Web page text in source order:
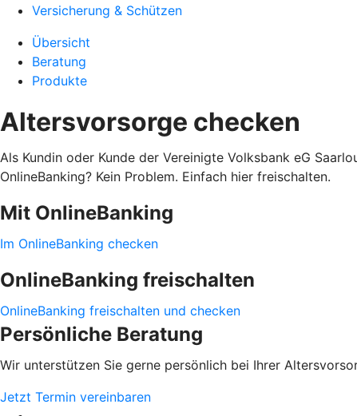
Versicherung & Schützen
Übersicht
Beratung
Produkte
Altersvorsorge checken
Als Kundin oder Kunde der Vereinigte Volksbank eG
OnlineBanking? Kein Problem. Einfach hier freischalten.
Mit OnlineBanking
Im OnlineBanking checken
OnlineBanking freischalten
OnlineBanking freischalten und checken
Persönliche Beratung
Wir unterstützen Sie gerne persönlich bei Ihrer
Jetzt Termin vereinbaren